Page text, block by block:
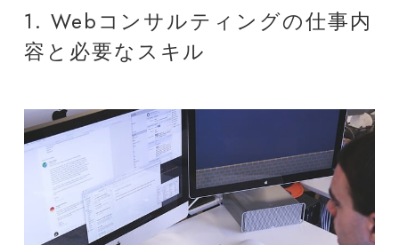
1. Webコンサルティングの仕事内
容と必要なスキル